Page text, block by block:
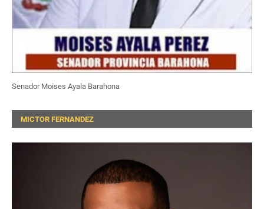
Senador Moises Ayala Barahona
MICTOR FERNANDEZ